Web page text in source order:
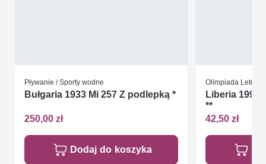
Pływanie / Sporty wodne
Bułgaria 1933 Mi 257 Z podlepką *
250,00 zł
Dodaj do koszyka
Olimpiada Letnia
Liberia 1992
**
42,50 zł